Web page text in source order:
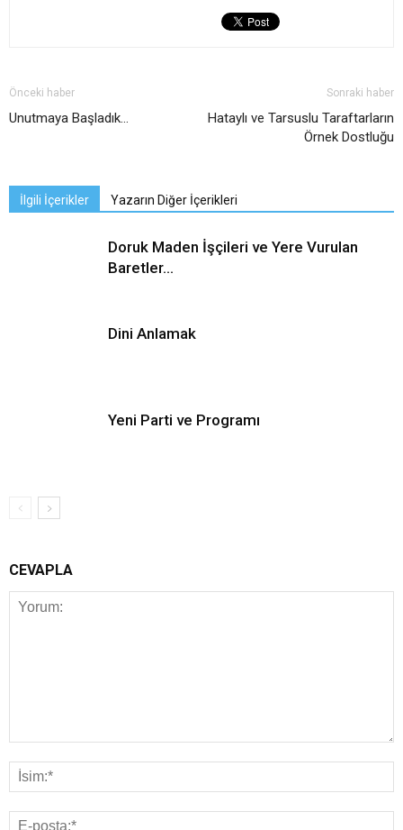
Önceki haber
Unutmaya Başladık…
Sonraki haber
Hataylı ve Tarsuslu Taraftarların
Örnek Dostluğu
İlgili İçerikler Yazarın Diğer İçerikleri
Doruk Maden İşçileri ve Yere Vurulan
Baretler…
Dini Anlamak
Yeni Parti ve Programı
CEVAPLA